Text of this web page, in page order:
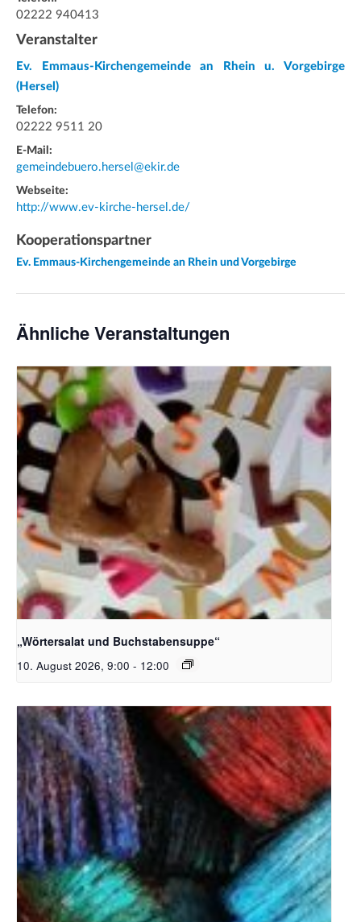
02222 940413
Veranstalter
Ev. Emmaus-Kirchengemeinde an Rhein u. Vorgebirge
(Hersel)
Telefon:
02222 9511 20
E-Mail:
gemeindebuero.hersel@ekir.de
Webseite:
http://www.ev-kirche-hersel.de/
Kooperationspartner
Ev. Emmaus-Kirchengemeinde an Rhein und Vorgebirge
Ähnliche Veranstaltungen
Bildquelle_ Pixabay Free_Christoph Meinersmann
„Wörtersalat und Buchstabensuppe“
10. August 2026, 9:00 - 12:00